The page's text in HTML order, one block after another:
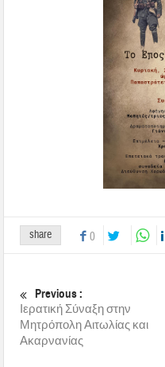
share 0
Previous :
Ιερατική Σύναξη στην
Μητρόπολη Αιτωλίας και
Ακαρνανίας